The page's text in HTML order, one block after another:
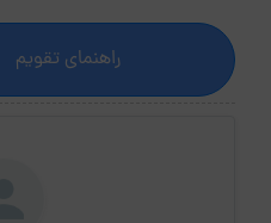
راهنمای تقویم